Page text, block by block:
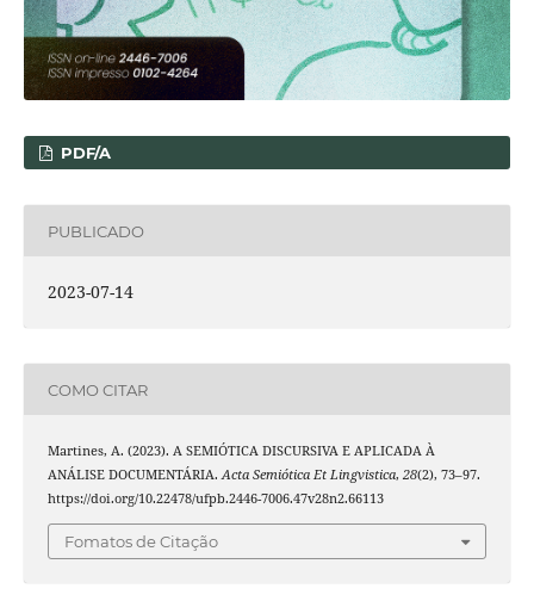
PDF/A
PUBLICADO
2023-07-14
COMO CITAR
Martines, A. (2023). A SEMIÓTICA DISCURSIVA E APLICADA À
ANÁLISE DOCUMENTÁRIA.Acta Semiótica Et Lingvistica, 28(2), 73–97.
https://doi.org/10.22478/ufpb.2446-7006.47v28n2.66113
Fomatos de Citação